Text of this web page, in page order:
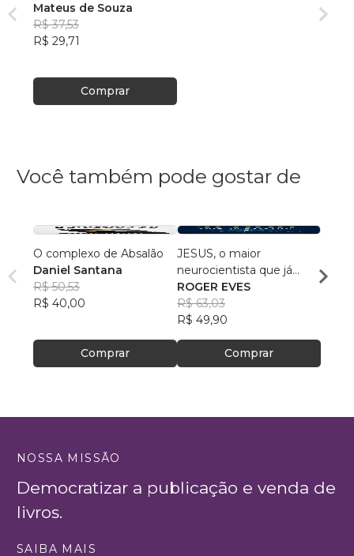
Mateus de Souza
R$ 37,53
R$ 29,71
Comprar
Você também pode gostar de
O complexo de Absalão
Daniel Santana
R$ 50,53
R$ 40,00
Comprar
JESUS, o maior
neurocientista que já
existiu!
ROGER EVES
R$ 63,03
R$ 49,90
Comprar
Sara
R$
NOSSA MISSÃO
Democratizar a publicação e venda de
livros.
SAIBA MAIS